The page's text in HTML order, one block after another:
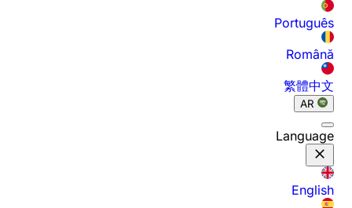
Português
Română
繁體中文
AR
Language
English